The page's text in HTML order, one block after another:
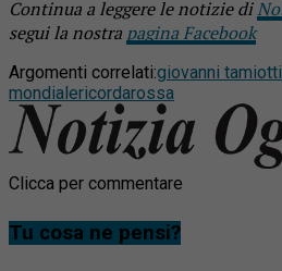
Continua a leggere le notizie di
segui la nostra pagina Facebook
Argomenti correlati:giovanni tamiotti
mondialericordarossa
Clicca per commentare
Tu cosa ne pensi?